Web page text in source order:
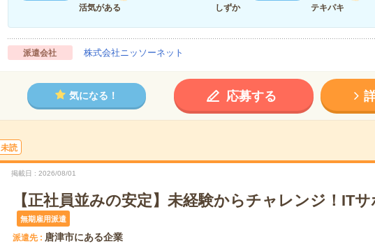
活気がある
しずか
テキパキ
派遣会社 株式会社ニッソーネット
気になる！ 応募する
未読
掲載日 2026/08/01
【正社員並みの安定】未経験からチャレンジ！ITサ
無期雇用派遣
派遣先 唐津市にある企業